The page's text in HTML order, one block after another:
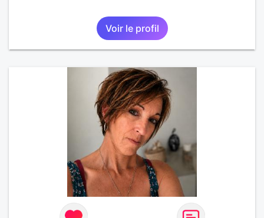
Voir le profil